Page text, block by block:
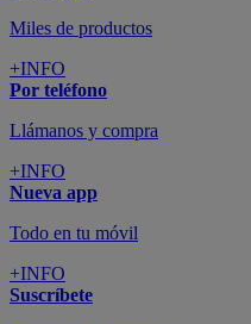
Miles de productos
+INFO
Por teléfono
Llámanos y compra
+INFO
Nueva app
Todo en tu móvil
+INFO
Suscríbete